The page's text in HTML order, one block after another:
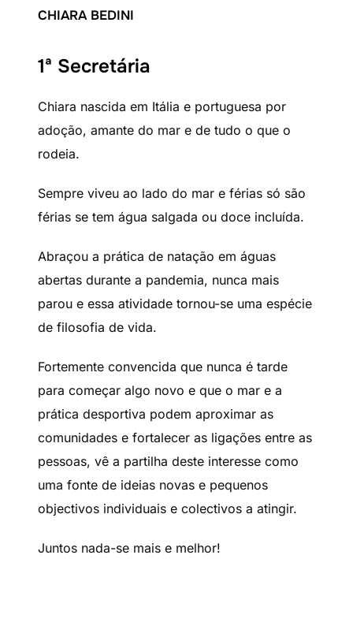
CHIARA BEDINI
1ª Secretária
Chiara nascida em Itália e portuguesa por
adoção, amante do mar e de tudo o que o
rodeia.
Sempre viveu ao lado do mar e férias só são
férias se tem água salgada ou doce incluída.
Abraçou a prática de natação em águas
abertas durante a pandemia, nunca mais
parou e essa atividade tornou-se uma espécie
de filosofia de vida.
Fortemente convencida que nunca é tarde
para começar algo novo e que o mar e a
prática desportiva podem aproximar as
comunidades e fortalecer as ligações entre as
pessoas, vê a partilha deste interesse como
uma fonte de ideias novas e pequenos
objectivos individuais e colectivos a atingir.
Juntos nada-se mais e melhor!